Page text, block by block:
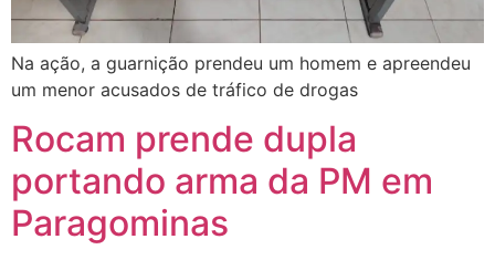
Na ação, a guarnição prendeu um homem e apreendeu
um menor acusados de tráfico de drogas
Rocam prende dupla
portando arma da PM em
Paragominas